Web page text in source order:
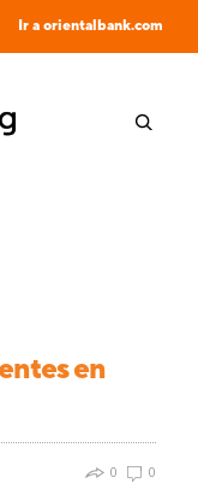
Ir a orientalbank.com
en
0 0